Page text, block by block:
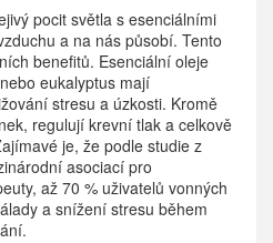
pocit světla s esenciálními
a na nás působí. Tento
benefitů. Esenciální oleje
eukalyptus mají
stresu a úzkosti. Kromě
regulují krevní tlak a celkově
je, že podle studie z
asociací pro
až 70 % uživatelů vonných
a snížení stresu během